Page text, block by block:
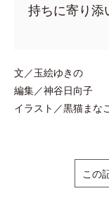
持ちに寄り添
文／玉絵ゆきの
編集／神谷日向子
イラスト／黒猫まなこ
この